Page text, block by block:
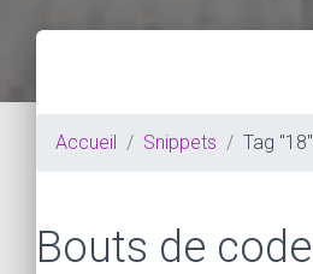
Accueil Snippets Tag "18"
Bouts de code